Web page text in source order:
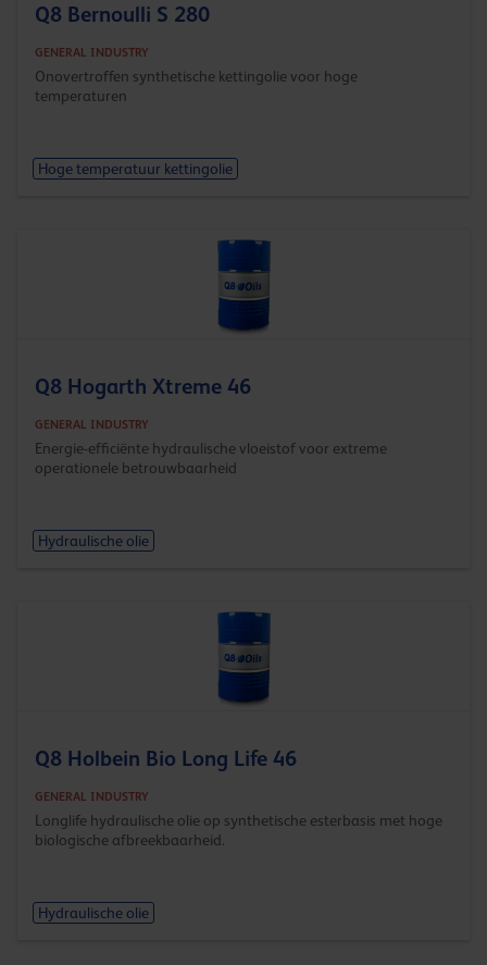
Q8 Bernoulli S 280
GENERAL INDUSTRY
Onovertroffen synthetische kettingolie voor hoge
temperaturen
Hoge temperatuur kettingolie
Q8 Hogarth Xtreme 46
GENERAL INDUSTRY
Energie-efficiënte hydraulische vloeistof voor extreme
operationele betrouwbaarheid
Hydraulische olie
Q8 Holbein Bio Long Life 46
GENERAL INDUSTRY
Longlife hydraulische olie op synthetische esterbasis met hoge
biologische afbreekbaarheid.
Hydraulische olie